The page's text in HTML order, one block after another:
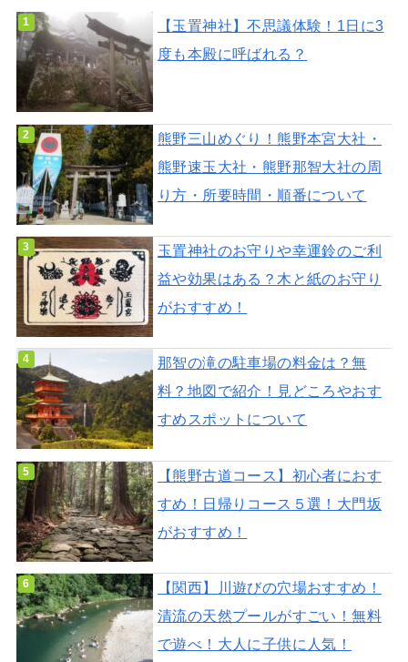
【玉置神社】不思議体験！1日に3
度も本殿に呼ばれる？
熊野三山めぐり！熊野本宮大社・
熊野速玉大社・熊野那智大社の周
り方・所要時間・順番について
玉置神社のお守りや幸運鈴のご利
益や効果はある？木と紙のお守り
がおすすめ！
那智の滝の駐車場の料金は？無
料？地図で紹介！見どころやおす
すめスポットについて
【熊野古道コース】初心者におす
すめ！日帰りコース５選！大門坂
がおすすめ！
【関西】川遊びの穴場おすすめ！
清流の天然プールがすごい！無料
で遊べ！大人に子供に人気！